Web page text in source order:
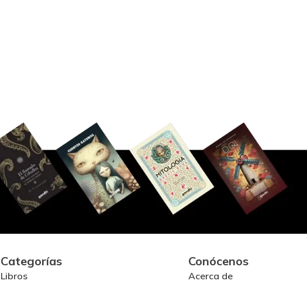
Categorías
Libros
Conócenos
Acerca de